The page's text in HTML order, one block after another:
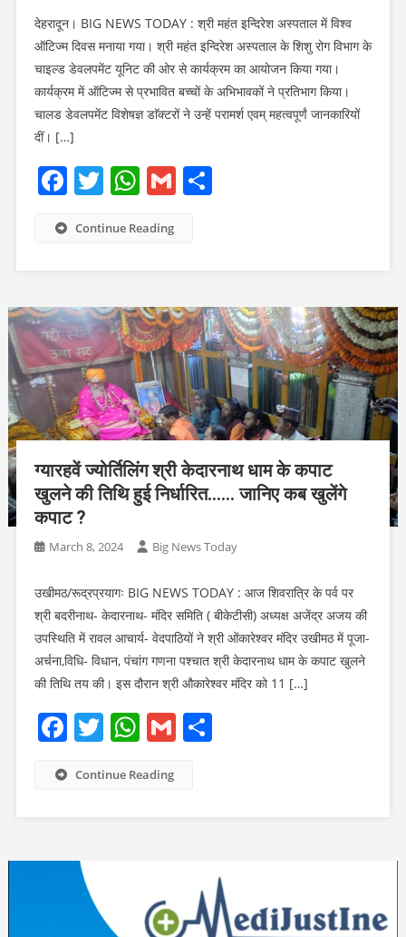
देहरादून। BIG NEWS TODAY : श्री महंत इन्दिरेश अस्पताल में विश्व
ऑटिज्म दिवस मनाया गया। श्री महंत इन्दिरेश अस्पताल के शिशु रोग विभाग के
चाइल्ड डेवलपमेंट यूनिट की ओर से कार्यक्रम का आयोजन किया गया।
कार्यक्रम में ऑटिज्म से प्रभावित बच्चों के अभिभावकों ने प्रतिभाग किया।
चालड डेवलपमेंट विशेषज्ञ डाॅक्टरों ने उन्हें परामर्श एवम् महत्वपूर्णं जानकारियों
दीं। […]
Facebook
Twitter
WhatsApp
GmailShare
Continue Reading
ग्यारहवें ज्योर्तिलिंग श्री केदारनाथ धाम के कपाट
खुलने की तिथि हुई निर्धारित…… जानिए कब खुलेंगे
कपाट ?
March 8, 2024 Big News Today
उखीमठ/रूद्रप्रयागः BIG NEWS TODAY : आज शिवरात्रि के पर्व पर
श्री बदरीनाथ- केदारनाथ- मंदिर समिति ( बीकेटीसी) अध्यक्ष अजेंद्र अजय की
उपस्थिति में रावल आचार्य- वेदपाठियों ने श्री ओंकारेश्वर मंदिर उखीमठ में पूजा-
अर्चना,विधि- विधान, पंचांग गणना पश्चात श्री केदारनाथ धाम के कपाट खुलने
की तिथि तय की। इस दौरान श्री औकारेश्वर मंदिर को 11 […]
Facebook
Twitter
WhatsApp
GmailShare
Continue Reading